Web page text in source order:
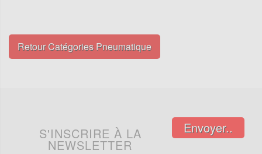
Retour Catégories Pneumatique
S'INSCRIRE À LA
NEWSLETTER
Envoyer..